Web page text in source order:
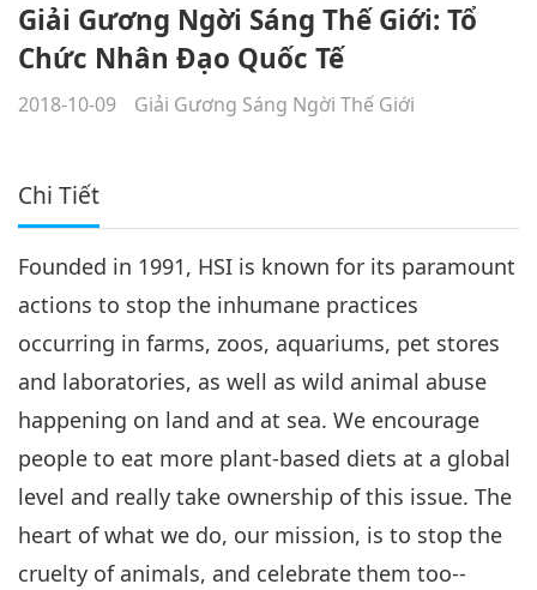
Giải Gương Ngời Sáng Thế Giới: Tổ
Chức Nhân Đạo Quốc Tế
2018-10-09 Giải Gương Sáng Ngời Thế Giới
Chi Tiết
Founded in 1991, HSI is known for its paramount
actions to stop the inhumane practices
occurring in farms, zoos, aquariums, pet stores
and laboratories, as well as wild animal abuse
happening on land and at sea. We encourage
people to eat more plant-based diets at a global
level and really take ownership of this issue. The
heart of what we do, our mission, is to stop the
cruelty of animals, and celebrate them too--